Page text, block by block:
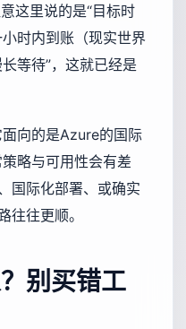
这里说的是“目标时
时内到账（现实世界
等待”，这就已经是
向的是Azure的国际
略与可用性会有差
国际化部署、或确实
往往更顺。
别买错工